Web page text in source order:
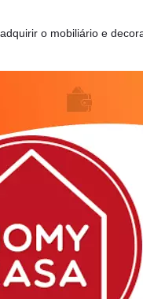
o mobiliário e